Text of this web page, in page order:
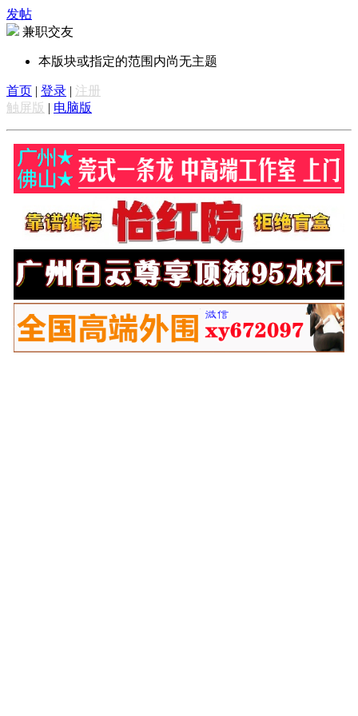
发帖
兼职交友
本版块或指定的范围内尚无主题
首页 | 登录 | 注册
触屏版 | 电脑版